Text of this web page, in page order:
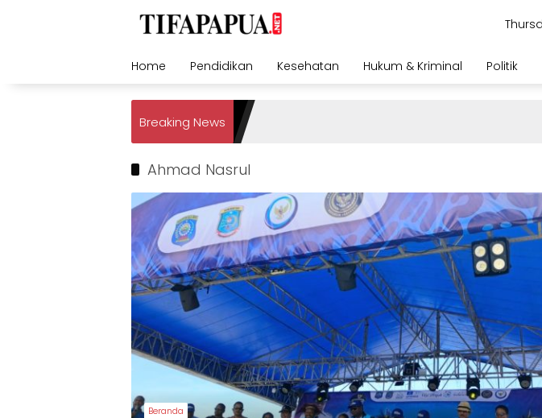
Home Pendidikan Kesehatan Hukum & Kriminal Politik
Breaking News
Ahmad Nasrul
Beranda